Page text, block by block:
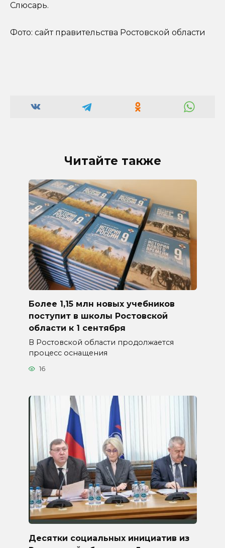
Слюсарь.
Фото: сайт правительства Ростовской области
Читайте также
Более 1,15 млн новых учебников
поступит в школы Ростовской
области к 1 сентября
В Ростовской области продолжается
процесс оснащения
16
Десятки социальных инициатив из